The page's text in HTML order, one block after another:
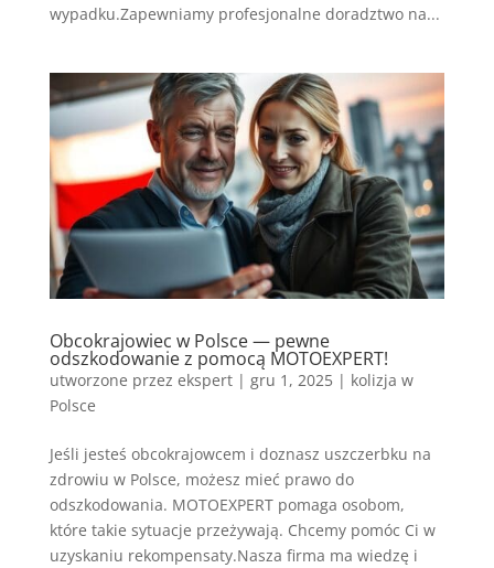
wypadku.Zapewniamy profesjonalne doradztwo na...
Obcokrajowiec w Polsce — pewne
odszkodowanie z pomocą MOTOEXPERT!
utworzone przez ekspert| gru 1, 2025| kolizja w
Polsce
Jeśli jesteś obcokrajowcem i doznasz uszczerbku na
zdrowiu w Polsce, możesz mieć prawo do
odszkodowania. MOTOEXPERT pomaga osobom,
które takie sytuacje przeżywają. Chcemy pomóc Ci w
uzyskaniu rekompensaty.Nasza firma ma wiedzę i